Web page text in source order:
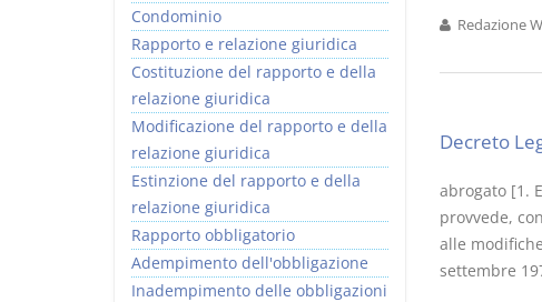
Redazione
Decreto
abrogato [1.
provvede,
alle
settembre
Condominio
Rapporto e relazione giuridica
Costituzione del rapporto e della
relazione giuridica
Modificazione del rapporto e della
relazione giuridica
Estinzione del rapporto e della
relazione giuridica
Rapporto obbligatorio
Adempimento dell'obbligazione
Inadempimento delle obbligazioni